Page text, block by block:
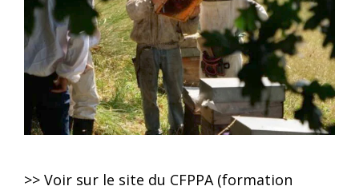
>> Voir sur le site du CFPPA (formation